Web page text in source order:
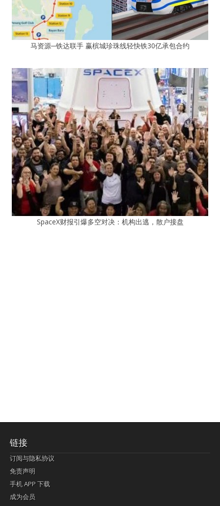
马资源─铁达联手 赢槟城珍珠线轻快铁30亿承包合约
SpaceX财报引爆多空对决：机构出逃，散户接盘
链接
订阅与隐私协议
免责声明
手机 APP 下载
成为会员